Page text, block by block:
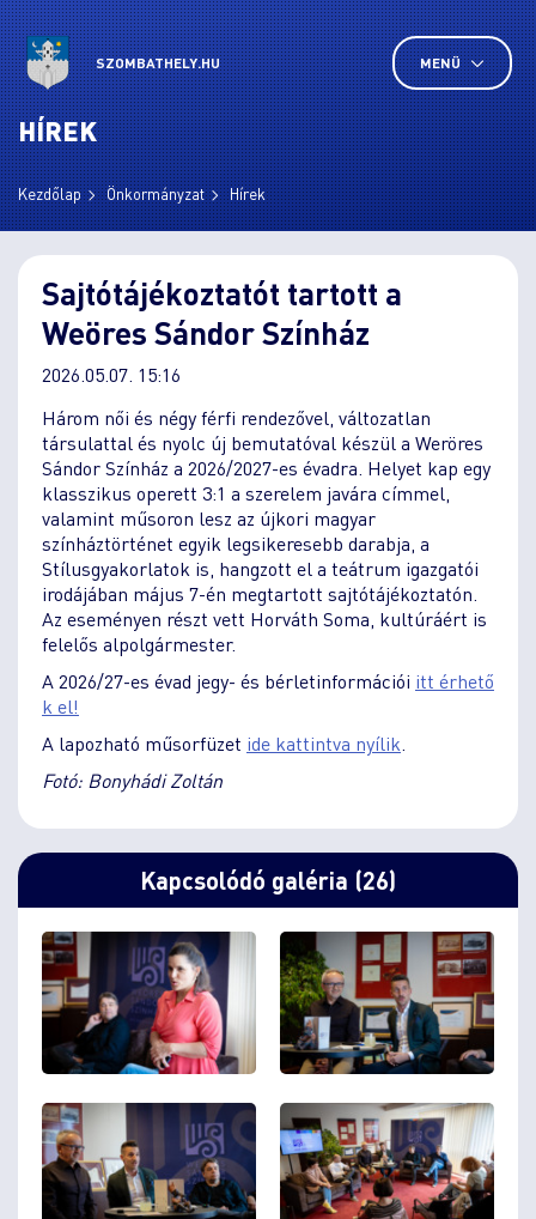
SZOMBATHELY.HU MENÜ
HÍREK
Kezdőlap Önkormányzat Hírek
Sajtótájékoztatót tartott a
Weöres Sándor Színház
2026.05.07. 15:16
Három női és négy férfi rendezővel, változatlan
társulattal és nyolc új bemutatóval készül a Weröres
Sándor Színház a 2026/2027-es évadra. Helyet kap egy
klasszikus operett 3:1 a szerelem javára címmel,
valamint műsoron lesz az újkori magyar
színháztörténet egyik legsikeresebb darabja, a
Stílusgyakorlatok is, hangzott el a teátrum igazgatói
irodájában május 7-én megtartott sajtótájékoztatón.
Az eseményen részt vett Horváth Soma, kultúráért is
felelős alpolgármester.
A 2026/27-es évad jegy- és bérletinformációi itt érhető
k el!
A lapozható műsorfüzet ide kattintva nyílik
Fotó: Bonyhádi Zoltán
Kapcsolódó galéria (26)